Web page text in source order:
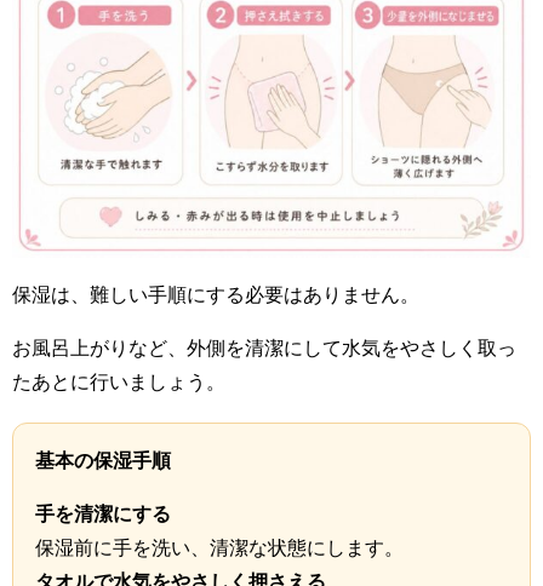
保湿は、難しい手順にする必要はありません。
お風呂上がりなど、外側を清潔にして水気をやさしく取っ
たあとに行いましょう。
基本の保湿手順
手を清潔にする
保湿前に手を洗い、清潔な状態にします。
タオルで水気をやさしく押さえる